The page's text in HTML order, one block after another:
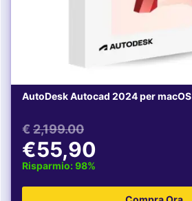
AutoDesk Autocad 2024 per macOS
€ 2,199.00
€55,90
Risparmio: 98%